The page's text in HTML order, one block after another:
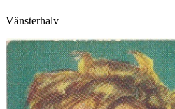
Vänsterhalv